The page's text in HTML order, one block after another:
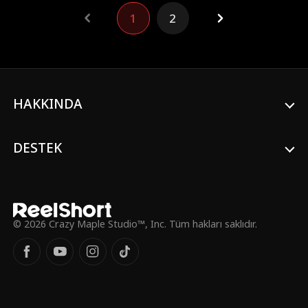
içinde bulur...
1 2
HAKKINDA
DESTEK
© 2026 Crazy Maple Studio™, Inc. Tüm hakları saklıdır.